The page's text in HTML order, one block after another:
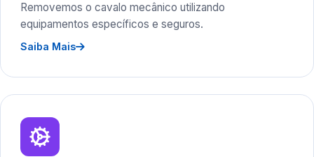
Removemos o cavalo mecânico utilizando
equipamentos específicos e seguros.
Saiba Mais